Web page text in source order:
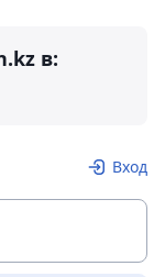
в:
Вход